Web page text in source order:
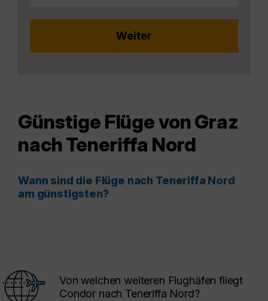
Günstige Flüge von Graz
nach Teneriffa Nord
Wann sind die Flüge nach Teneriffa Nord
am günstigsten?
Von welchen weiteren Flughäfen fliegt
Condor nach Teneriffa Nord?